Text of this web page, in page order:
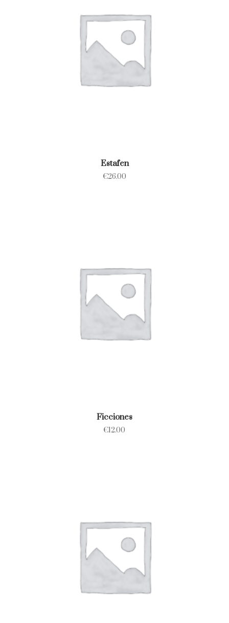
Estafen
€26.00
Ficciones
€12.00